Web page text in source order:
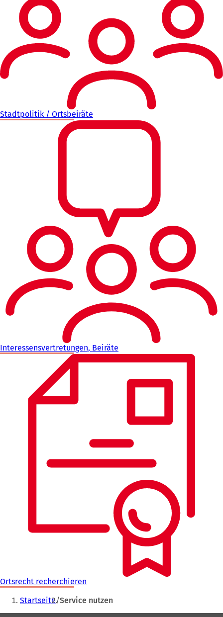
Stadtpolitik / Ortsbeiräte
Interessensvertretungen, Beiräte
Ortsrecht recherchieren
Sie
befinden
Startseite Service nutzen